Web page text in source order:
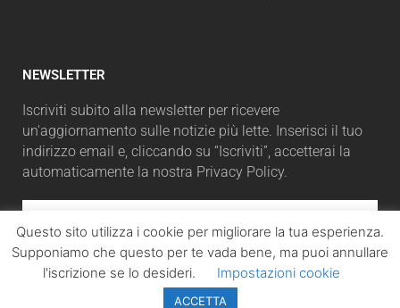
NEWSLETTER
Iscriviti subito alla newsletter per ricevere
un'aggiornamento sulle notizie più lette. Inserisci il tuo
indirizzo email e, cliccando su “Iscriviti”, accetterai la
automaticamente la nostra Privacy Policy.
Questo sito utilizza i cookie per migliorare la tua esperienza.
Supponiamo che questo per te vada bene, ma puoi annullare
l'iscrizione se lo desideri.
Impostazioni cookie
ACCETTA